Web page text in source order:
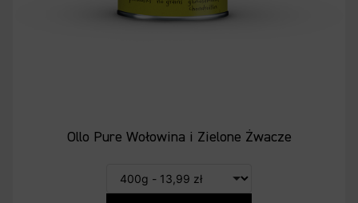
Ollo Pure Wołowina i Zielone Żwacze